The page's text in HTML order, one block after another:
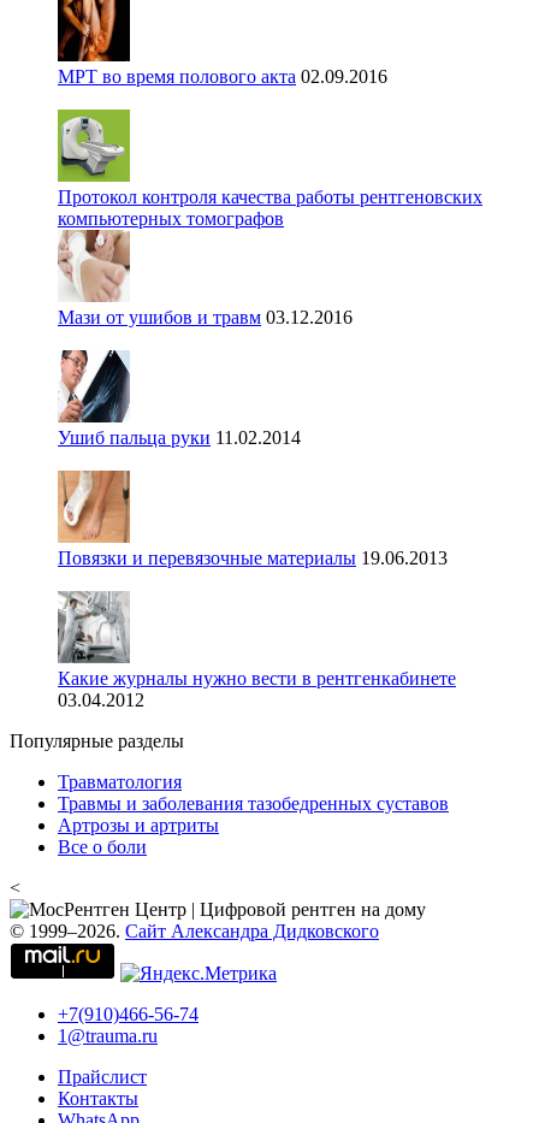
МРТ во время полового акта 02.09.2016
Протокол контроля качества работы рентгеновских
компьютерных томографов
Мази от ушибов и травм 03.12.2016
Ушиб пальца руки 11.02.2014
Повязки и перевязочные материалы 19.06.2013
Какие журналы нужно вести в рентгенкабинете
03.04.2012
Популярные разделы
Травматология
Травмы и заболевания тазобедренных суставов
Артрозы и артриты
Все о боли
<
© 1999–2026. Сайт Александра Дидковского
+7(910)466-56-74
1@trauma.ru
Прайслист
Контакты